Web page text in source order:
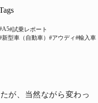
#試乗レポート
新型車（自動車）#アウディ#輸入車
が、当然ながら変わっ